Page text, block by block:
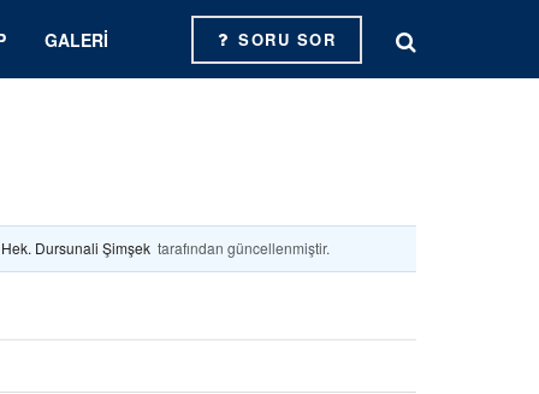
GALERI SORU SOR
Dursunali Şimşek tarafından güncellenmiştir.